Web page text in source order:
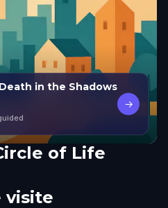
in the Shadows
→
of Life
visite